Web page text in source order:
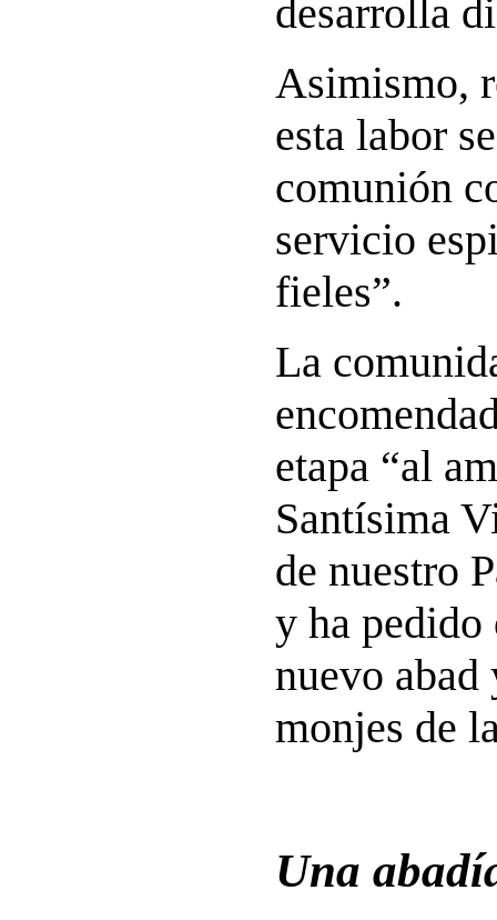
desarrolla
Asimismo,
esta labor
comunión
servicio
fieles”.
La
etapa “al
Santísima
de nuestro
y ha pedido
nuevo
monjes de
Una